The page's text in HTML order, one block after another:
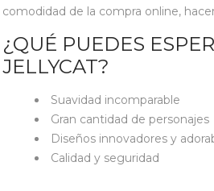
comodidad de la compra online,
¿QUÉ PUEDES
JELLYCAT?
Suavidad incomparable
Gran cantidad de personajes
Diseños innovadores y
Calidad y seguridad